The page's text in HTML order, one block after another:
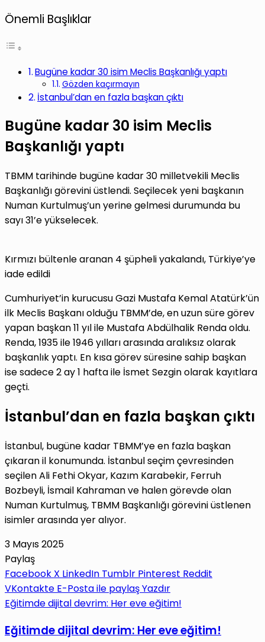
Önemli Başlıklar
Bugüne kadar 30 isim Meclis Başkanlığı yaptı
Gözden kaçırmayın
İstanbul’dan en fazla başkan çıktı
Bugüne kadar 30 isim Meclis
Başkanlığı yaptı
TBMM tarihinde bugüne kadar 30 milletvekili Meclis
Başkanlığı görevini üstlendi. Seçilecek yeni başkanın
Numan Kurtulmuş’un yerine gelmesi durumunda bu
sayı 31’e yükselecek.
Kırmızı bültenle aranan 4 şüpheli yakalandı, Türkiye’ye
iade edildi
Cumhuriyet’in kurucusu Gazi Mustafa Kemal Atatürk’ün
ilk Meclis Başkanı olduğu TBMM’de, en uzun süre görev
yapan başkan 11 yıl ile Mustafa Abdülhalik Renda oldu.
Renda, 1935 ile 1946 yılları arasında aralıksız olarak
başkanlık yaptı. En kısa görev süresine sahip başkan
ise sadece 2 ay 1 hafta ile İsmet Sezgin olarak kayıtlara
geçti.
İstanbul’dan en fazla başkan çıktı
İstanbul, bugüne kadar TBMM’ye en fazla başkan
çıkaran il konumunda. İstanbul seçim çevresinden
seçilen Ali Fethi Okyar, Kazım Karabekir, Ferruh
Bozbeyli, İsmail Kahraman ve halen görevde olan
Numan Kurtulmuş, TBMM Başkanlığı görevini üstlenen
isimler arasında yer alıyor.
3 Mayıs 2025
Paylaş
Facebook X LinkedIn Tumblr Pinterest Reddit
VKontakte E-Posta ile paylaşYazdır
Eğitimde dijital devrim: Her eve eğitim!
Eğitimde dijital devrim: Her eve eğitim!